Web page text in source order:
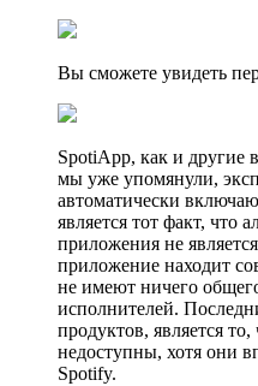
Вы сможете увидеть
SpotiApp, как и другие
мы уже упомянули,
автоматически
является тот факт, что
приложения не
приложение находит
не имеют ничего
исполнителей.
продуктов, является
недоступны, хотя они
Spotify.